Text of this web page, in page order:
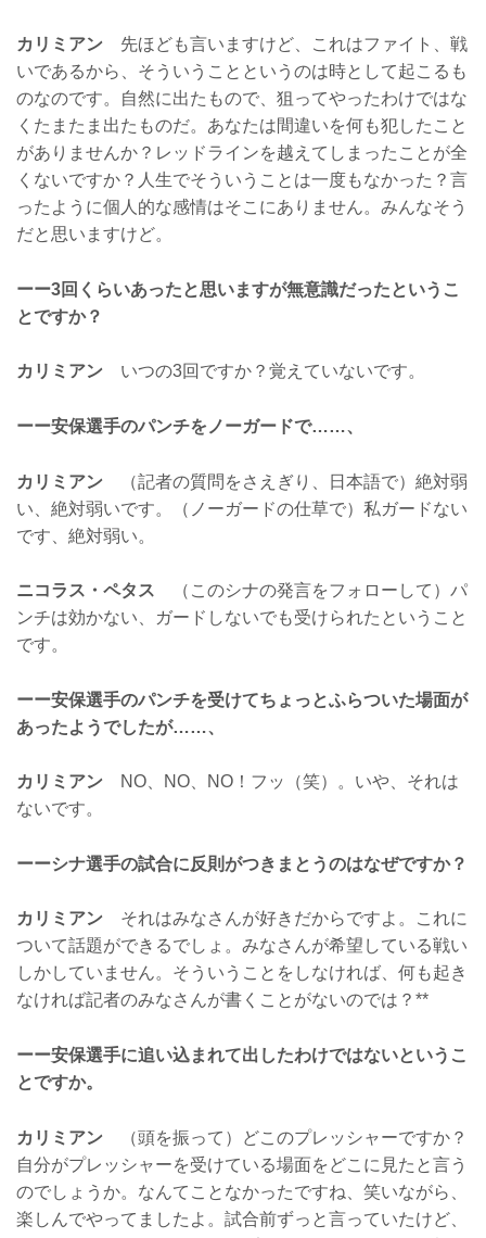
カリミアン 先ほども言いますけど、これはファイト、戦
いであるから、そういうことというのは時として起こるも
のなのです。自然に出たもので、狙ってやったわけではな
くたまたま出たものだ。あなたは間違いを何も犯したこと
がありませんか？レッドラインを越えてしまったことが全
くないですか？人生でそういうことは一度もなかった？言
ったように個人的な感情はそこにありません。みんなそう
だと思いますけど。
ーー3回くらいあったと思いますが無意識だったというこ
とですか？
カリミアン いつの3回ですか？覚えていないです。
ーー安保選手のパンチをノーガードで……、
カリミアン （記者の質問をさえぎり、日本語で）絶対弱
い、絶対弱いです。（ノーガードの仕草で）私ガードない
です、絶対弱い。
ニコラス・ペタス （このシナの発言をフォローして）パ
ンチは効かない、ガードしないでも受けられたということ
です。
ーー安保選手のパンチを受けてちょっとふらついた場面が
あったようでしたが……、
カリミアン NO、NO、NO！フッ（笑）。いや、それは
ないです。
ーーシナ選手の試合に反則がつきまとうのはなぜですか？
カリミアン それはみなさんが好きだからですよ。これに
ついて話題ができるでしょ。みなさんが希望している戦い
しかしていません。そういうことをしなければ、何も起き
なければ記者のみなさんが書くことがないのでは？**
ーー安保選手に追い込まれて出したわけではないというこ
とですか。
カリミアン （頭を振って）どこのプレッシャーですか？
自分がプレッシャーを受けている場面をどこに見たと言う
のでしょうか。なんてことなかったですね、笑いながら、
楽しんでやってましたよ。試合前ずっと言っていたけど、